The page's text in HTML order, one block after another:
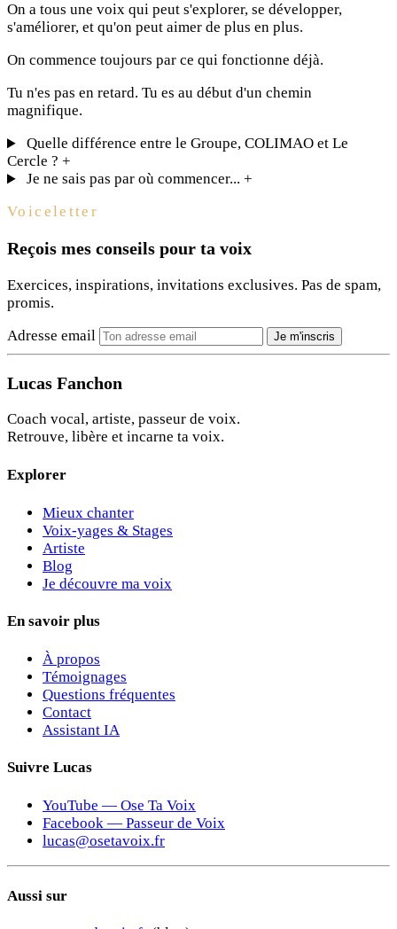
On a tous une voix qui peut s'explorer, se développer,
s'améliorer, et qu'on peut aimer de plus en plus.
On commence toujours par ce qui fonctionne déjà.
Tu n'es pas en retard. Tu es au début d'un chemin
magnifique.
Quelle différence entre le Groupe, COLIMAO et Le
Cercle ? +
Je ne sais pas par où commencer...+
Voiceletter
Reçois mes conseils pour ta voix
Exercices, inspirations, invitations exclusives. Pas de spam,
promis.
Adresse email
Je m'inscris
Lucas Fanchon
Coach vocal, artiste, passeur de voix.
Retrouve, libère et incarne ta voix.
Explorer
Mieux chanter
Voix-yages & Stages
Artiste
Blog
Je découvre ma voix
En savoir plus
À propos
Témoignages
Questions fréquentes
Contact
Assistant IA
Suivre Lucas
YouTube — Ose Ta Voix
Facebook — Passeur de Voix
lucas@osetavoix.fr
Aussi sur